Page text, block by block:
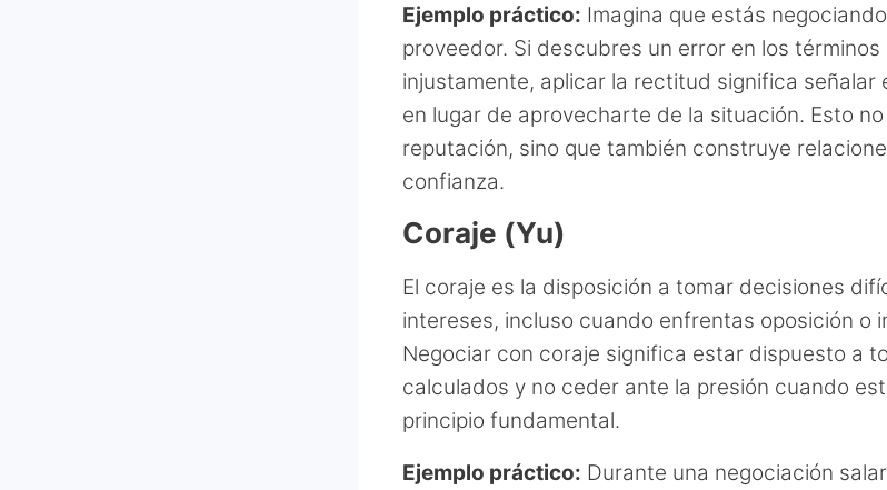
Ejemplo práctico: Imagina que estás
proveedor. Si descubres un error en los
injustamente, aplicar la rectitud significa señalar
en lugar de aprovecharte de la situación. Esto
reputación, sino que también construye
confianza.
Coraje (Yu)
El coraje es la disposición a tomar decisiones
intereses, incluso cuando enfrentas oposición o
Negociar con coraje significa estar dispuesto a
calculados y no ceder ante la presión cuando
principio fundamental.
Ejemplo práctico: Durante una negociación